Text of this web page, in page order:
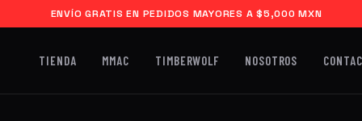
ENVÍO GRATIS EN PEDIDOS MAYORES A $5,000 MXN
TIENDA MMAC TIMBERWOLF NOSOTROS